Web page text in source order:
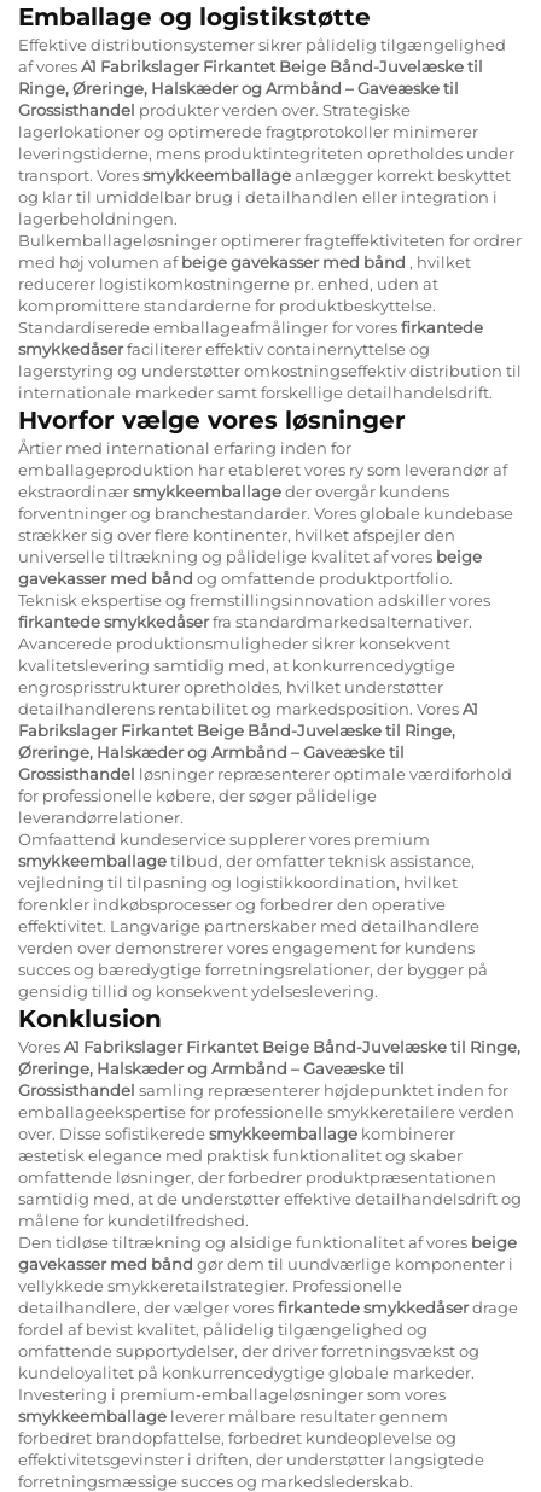
Emballage og logistikstøtte
Effektive distributionsystemer sikrer pålidelig tilgængelighed
af voresA1 Fabrikslager Firkantet Beige Bånd-Juvelæske til
Ringe, Øreringe, Halskæder og Armbånd – Gaveæske til
Grossisthandel produkter verden over. Strategiske
lagerlokationer og optimerede fragtprotokoller minimerer
leveringstiderne, mens produktintegriteten opretholdes under
transport. Voressmykkeemballageanlægger korrekt beskyttet
og klar til umiddelbar brug i detailhandlen eller integration i
lagerbeholdningen.
Bulkemballageløsninger optimerer fragteffektiviteten for ordrer
med høj volumen afbeige gavekasser med bånd , hvilket
reducerer logistikomkostningerne pr. enhed, uden at
kompromittere standarderne for produktbeskyttelse.
Standardiserede emballageafmålinger for voresfirkantede
smykkedåserfaciliterer effektiv containernyttelse og
lagerstyring og understøtter omkostningseffektiv distribution til
internationale markeder samt forskellige detailhandelsdrift.
Hvorfor vælge vores løsninger
Årtier med international erfaring inden for
emballageproduktion har etableret vores ry som leverandør af
ekstraordinærsmykkeemballageder overgår kundens
forventninger og branchestandarder. Vores globale kundebase
strækker sig over flere kontinenter, hvilket afspejler den
universelle tiltrækning og pålidelige kvalitet af vores beige
gavekasser med bånd og omfattende produktportfolio.
Teknisk ekspertise og fremstillingsinnovation adskiller vores
firkantede smykkedåserfra standardmarkedsalternativer.
Avancerede produktionsmuligheder sikrer konsekvent
kvalitetslevering samtidig med, at konkurrencedygtige
engrosprisstrukturer opretholdes, hvilket understøtter
detailhandlerens rentabilitet og markedsposition. VoresA1
Fabrikslager Firkantet Beige Bånd-Juvelæske til Ringe,
Øreringe, Halskæder og Armbånd – Gaveæske til
Grossisthandel løsninger repræsenterer optimale værdiforhold
for professionelle købere, der søger pålidelige
leverandørrelationer.
Omfaattend kundeservice supplerer vores premium
smykkeemballagetilbud, der omfatter teknisk assistance,
vejledning til tilpasning og logistikkoordination, hvilket
forenkler indkøbsprocesser og forbedrer den operative
effektivitet. Langvarige partnerskaber med detailhandlere
verden over demonstrerer vores engagement for kundens
succes og bæredygtige forretningsrelationer, der bygger på
gensidig tillid og konsekvent ydelseslevering.
Konklusion
VoresA1 Fabrikslager Firkantet Beige Bånd-Juvelæske til Ringe,
Øreringe, Halskæder og Armbånd – Gaveæske til
Grossisthandel samling repræsenterer højdepunktet inden for
emballageekspertise for professionelle smykkeretailere verden
over. Disse sofistikeredesmykkeemballage kombinerer
æstetisk elegance med praktisk funktionalitet og skaber
omfattende løsninger, der forbedrer produktpræsentationen
samtidig med, at de understøtter effektive detailhandelsdrift og
målene for kundetilfredshed.
Den tidløse tiltrækning og alsidige funktionalitet af vores beige
gavekasser med bånd gør dem til uundværlige komponenter i
vellykkede smykkeretailstrategier. Professionelle
detailhandlere, der vælger voresfirkantede smykkedåserdrage
fordel af bevist kvalitet, pålidelig tilgængelighed og
omfattende supportydelser, der driver forretningsvækst og
kundeloyalitet på konkurrencedygtige globale markeder.
Investering i premium-emballageløsninger som vores
smykkeemballage leverer målbare resultater gennem
forbedret brandopfattelse, forbedret kundeoplevelse og
effektivitetsgevinster i driften, der understøtter langsigtede
forretningsmæssige succes og markedslederskab.